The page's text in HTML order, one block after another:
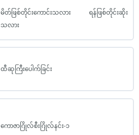
မိတ်ဖြစ်တိုင်းကောင်းသလား ရန်ဖြစ်တိုင်းဆိုး
သလား
ထီဆုကြီးပေါက်ခြင်း
ကောဇာဂြိုလ်စီးဂြိုလ်နင်း-၁